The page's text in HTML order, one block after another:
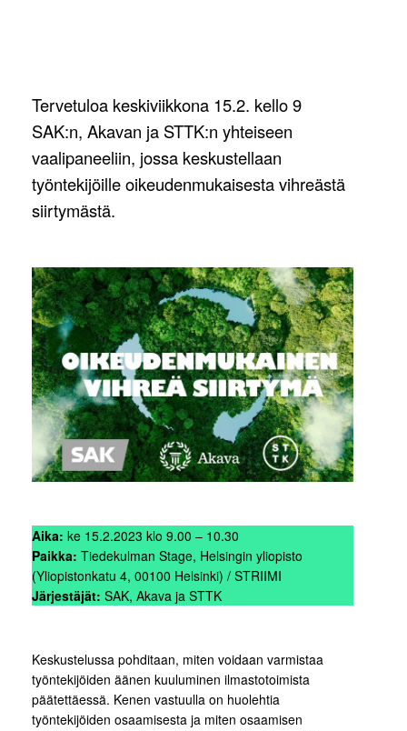
Tervetuloa keskiviikkona 15.2. kello 9
SAK:n, Akavan ja STTK:n yhteiseen
vaalipaneeliin, jossa keskustellaan
työntekijöille oikeudenmukaisesta vihreästä
siirtymästä.
Aika: ke 15.2.2023 klo 9.00 – 10.30
Paikka: Tiedekulman Stage, Helsingin yliopisto
(Yliopistonkatu 4, 00100 Helsinki) / STRIIMI
Järjestäjät: SAK, Akava ja STTK
Keskustelussa pohditaan, miten voidaan varmistaa
työntekijöiden äänen kuuluminen ilmastotoimista
päätettäessä. Kenen vastuulla on huolehtia
työntekijöiden osaamisesta ja miten osaamisen